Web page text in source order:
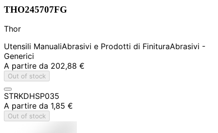
THO245707FG
Thor
Utensili ManualiAbrasivi e Prodotti di FinituraAbrasivi -
Generici
A partire da 202,88 €
Out of stock
STRKDHSP035
A partire da 1,85 €
Out of stock